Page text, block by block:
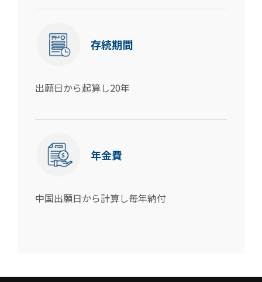
存続期間
出願日から起算し20年
年金費
中国出願日から計算し毎年納付